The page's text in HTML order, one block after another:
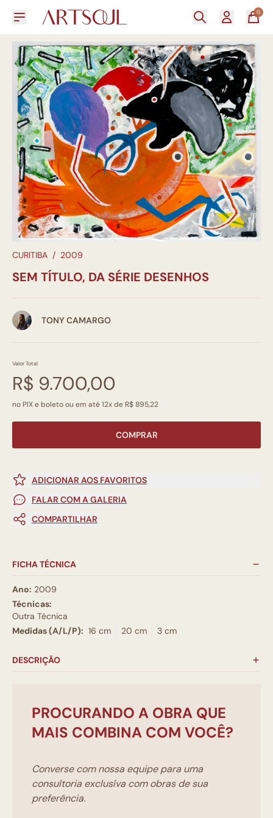
0
CURITIBA / 2009
SEM TÍTULO, DA SÉRIE DESENHOS
TONY CAMARGO
Valor Total
R$ 9.700,00
no PIX e boleto ou em até 12x de R$ 895,22
COMPRAR
ADICIONAR AOS FAVORITOS
FALAR COM A GALERIA
COMPARTILHAR
FICHA TÉCNICA
Ano: 2009
Técnicas:
Outra Técnica
Medidas (A/L/P): 16 cm 20 cm 3 cm
DESCRIÇÃO
PROCURANDO A OBRA QUE
MAIS COMBINA COM VOCÊ?
Converse com nossa equipe para uma
consultoria exclusíva com obras de sua
preferência.